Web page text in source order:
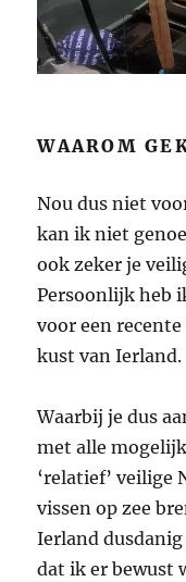
WAAROM
Nou dus niet
kan ik niet
ook zeker je
Persoonlijk heb
voor een
kust van Ierland.
Waarbij je dus
met alle
‘relatief’ veilige
vissen op zee
Ierland dusdanig
dat ik er bewust